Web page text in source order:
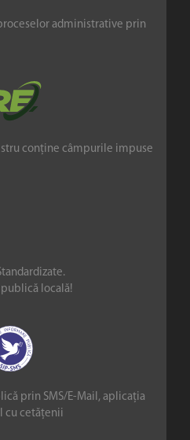
administrative prin
conține câmpurile impuse
publică locală!
prin SMS/E-Mail, aplicația
cu cetățenii